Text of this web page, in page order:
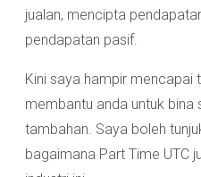
jualan, mencipta
pendapatan pasif.
Kini saya hampir mencapai
membantu anda untuk bina
tambahan. Saya boleh
bagaimana Part Time UTC